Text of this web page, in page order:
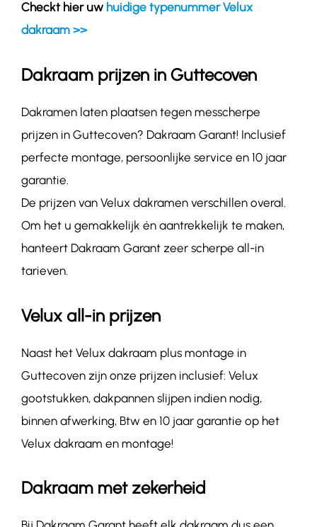
Checkt hier uw huidige typenummer Velux
dakraam >>
Dakraam prijzen in Guttecoven
Dakramen laten plaatsen tegen messcherpe
prijzen in Guttecoven? Dakraam Garant! Inclusief
perfecte montage, persoonlijke service en 10 jaar
garantie.
De prijzen van Velux dakramen verschillen overal.
Om het u gemakkelijk én aantrekkelijk te maken,
hanteert Dakraam Garant zeer scherpe all-in
tarieven.
Velux all-in prijzen
Naast het Velux dakraam plus montage in
Guttecoven zijn onze prijzen inclusief: Velux
gootstukken, dakpannen slijpen indien nodig,
binnen afwerking, Btw en 10 jaar garantie op het
Velux dakraam en montage!
Dakraam met zekerheid